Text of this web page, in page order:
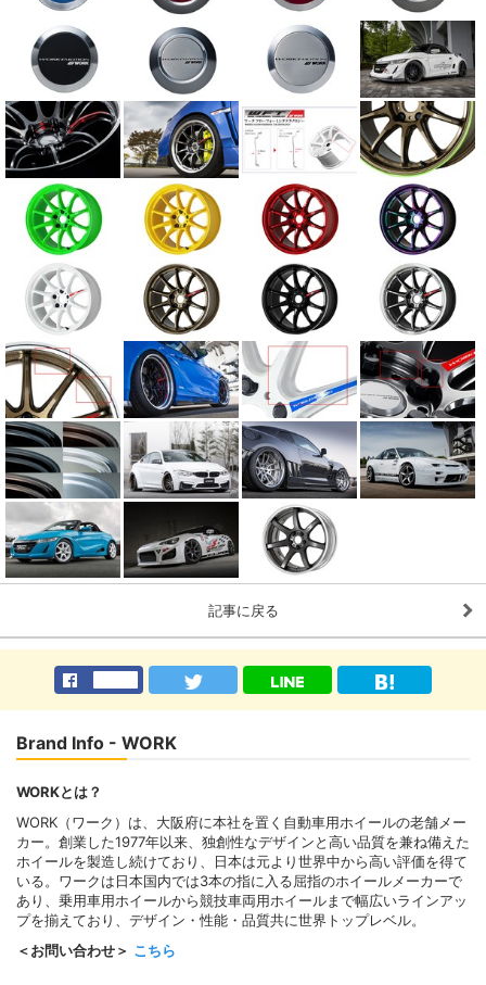
記事に戻る
Brand Info - WORK
WORKとは？
WORK（ワーク）は、大阪府に本社を置く自動車用ホイールの老舗メー
カー。創業した1977年以来、独創性なデザインと高い品質を兼ね備えた
ホイールを製造し続けており、日本は元より世界中から高い評価を得て
いる。ワークは日本国内では3本の指に入る屈指のホイールメーカーで
あり、乗用車用ホイールから競技車両用ホイールまで幅広いラインアッ
プを揃えており、デザイン・性能・品質共に世界トップレベル。
＜お問い合わせ＞ こちら